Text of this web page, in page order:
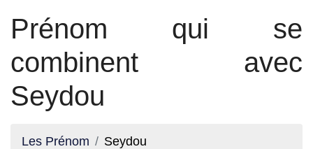
Prénom qui se
combinent avec
Seydou
Les Prénom Seydou